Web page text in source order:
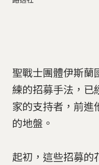
聖戰士團體伊斯
練的招募手法，已
家的支持者，前進
的地盤。
起初，這些招募的